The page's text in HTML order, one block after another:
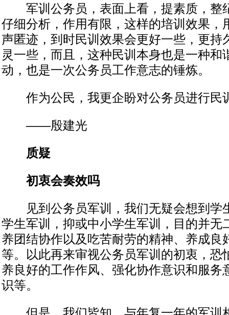
军训公务员，表面上看，提素质，整
仔细分析，作用有限，这样的培训效果，
声匿迹，到时民训效果会更好一些，更持
灵一些，而且，这种民训本身也是一种和
动，也是一次公务员工作意志的锤炼。
作为公民，我更企盼对公务员进行民
——殷建光
质疑
初衷会奏效吗
见到公务员军训，我们无疑会想到学
学生军训，抑或中小学生军训，目的并无
养团结协作以及吃苦耐劳的精神、养成良
等。以此再来审视公务员军训的初衷，恐
养良好的工作作风、强化协作意识和服务
识等。